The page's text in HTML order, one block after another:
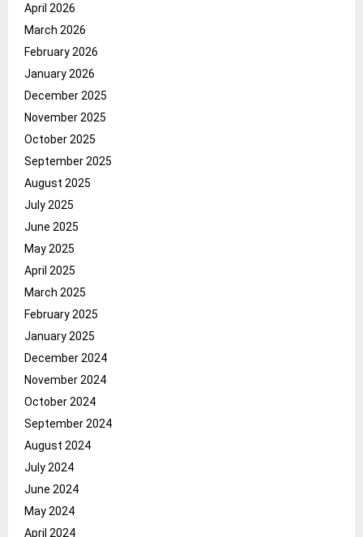
April 2026
March 2026
February 2026
January 2026
December 2025
November 2025
October 2025
September 2025
August 2025
July 2025
June 2025
May 2025
April 2025
March 2025
February 2025
January 2025
December 2024
November 2024
October 2024
September 2024
August 2024
July 2024
June 2024
May 2024
April 2024